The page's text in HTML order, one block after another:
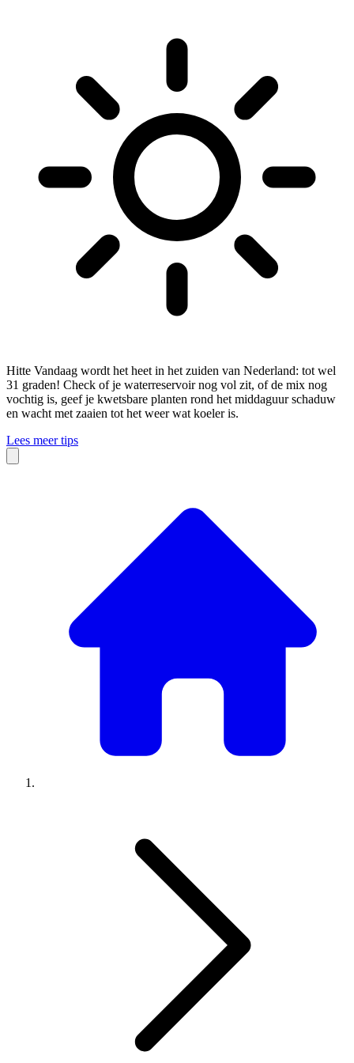
Hitte Vandaag wordt het heet in het zuiden van Nederland: tot wel
31 graden! Check of je waterreservoir nog vol zit, of de mix nog
vochtig is, geef je kwetsbare planten rond het middaguur schaduw
en wacht met zaaien tot het weer wat koeler is.
Lees meer tips